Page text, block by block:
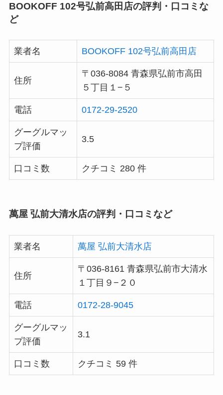
BOOKOFF 102号弘前高田店の評判・口コミな
ど
業者名 BOOKOFF 102号弘前高田店
住所
〒036-8084 青森県弘前市高田
５丁目１−５
電話 0172-29-2520
グーグルマッ
プ評価
3.5
口コミ数 クチコミ 280 件
萬屋 弘前大清水店の評判・口コミなど
業者名 萬屋 弘前大清水店
住所
〒036-8161 青森県弘前市大清水
１丁目９−２０
電話 0172-28-9045
グーグルマッ
プ評価
3.1
口コミ数 クチコミ 59 件